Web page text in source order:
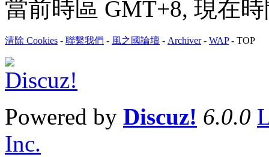
當前時區 GMT+8, 現在
清除 Cookies - 聯繫我們 - 風之國論壇 - Archiver- WAP- TOP
Powered by Discuz! 6.0.0
Inc.